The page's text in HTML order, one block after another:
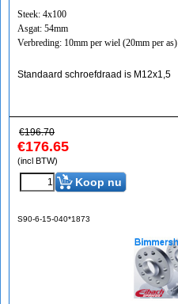
Steek: 4x100
Asgat: 54mm
Verbreding: 10mm per wiel (20mm per as)
Standaard schroefdraad is M12x1,5
€196.70
€176.65
(incl BTW)
Koop nu
S90-6-15-040*1873